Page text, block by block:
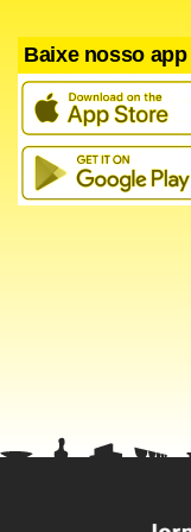
Em Handelsblatt,
aos próprios
“Gás não é uma
Jones Newswires.
Baixe nosso app